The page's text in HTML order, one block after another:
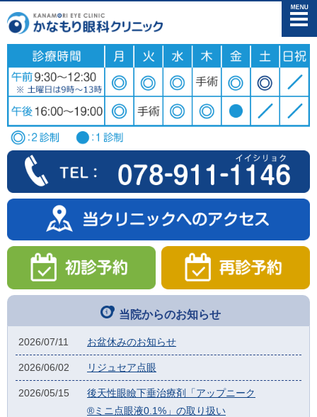
当院からのお知らせ
2026/07/11 お盆休みのお知らせ
2026/06/02 リジュセア点眼
2026/05/15
後天性眼瞼下垂治療剤「アップニーク
®ミニ点眼液0.1%」の取り扱い